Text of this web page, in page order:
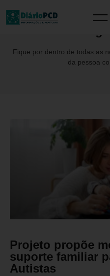
Fique por dentro de todas as
da pessoa
Projeto propõe
suporte familiar
Autistas